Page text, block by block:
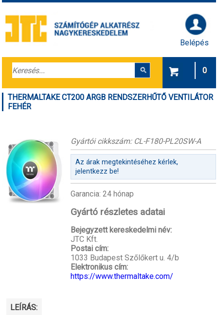
Belépés
0
THERMALTAKE CT200 ARGB RENDSZERHŰTŐ VENTILÁTOR
FEHÉR
Gyártói cikkszám: CL-F180-PL20SW-A
Az árak megtekintéséhez kérlek,
jelentkezz be!
Garancia: 24 hónap
Gyártó részletes adatai
Bejegyzett kereskedelmi név:
JTC Kft.
Postai cím:
1033 Budapest Szőlőkert u. 4/b
Elektronikus cím:
https://www.thermaltake.com/
LEÍRÁS: